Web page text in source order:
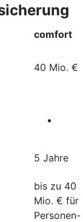
comfort
40 Mio. €
5 Jahre
bis zu 40
Mio. € für
Personen-